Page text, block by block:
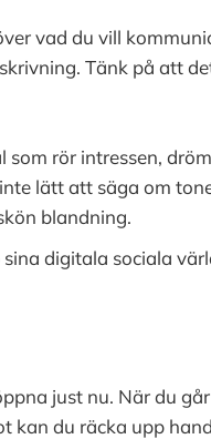
vad du vill
Tänk på att
som rör intressen,
lätt att säga om
blandning.
digitala sociala
just nu. När du
kan du räcka upp